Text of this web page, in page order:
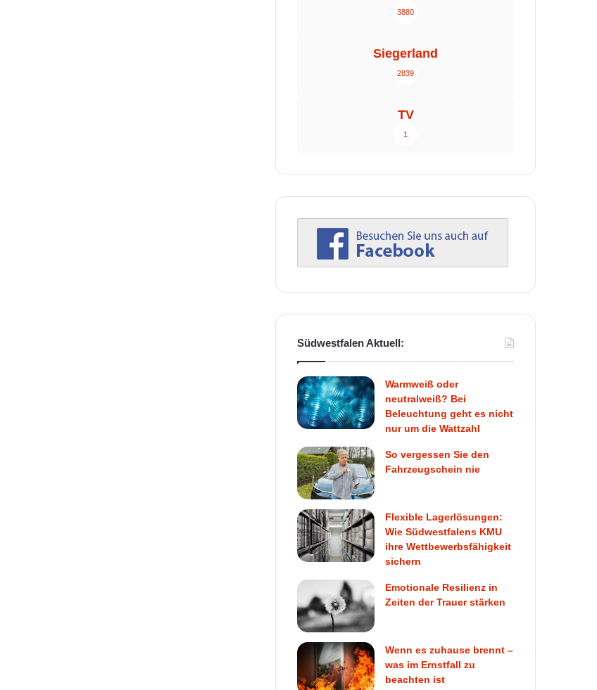
3880
Siegerland
2839
TV
1
Südwestfalen Aktuell:
Warmweiß oder
neutralweiß? Bei
Beleuchtung geht es nicht
nur um die Wattzahl
So vergessen Sie den
Fahrzeugschein nie
Flexible Lagerlösungen:
Wie Südwestfalens KMU
ihre Wettbewerbsfähigkeit
sichern
Emotionale Resilienz in
Zeiten der Trauer stärken
Wenn es zuhause brennt –
was im Ernstfall zu
beachten ist